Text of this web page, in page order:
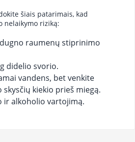
šiais patarimais, kad
nelaikymo riziką:
raumenų stiprinimo
didelio svorio.
vandens, bet venkite
kiekio prieš miegą.
ir alkoholio vartojimą.